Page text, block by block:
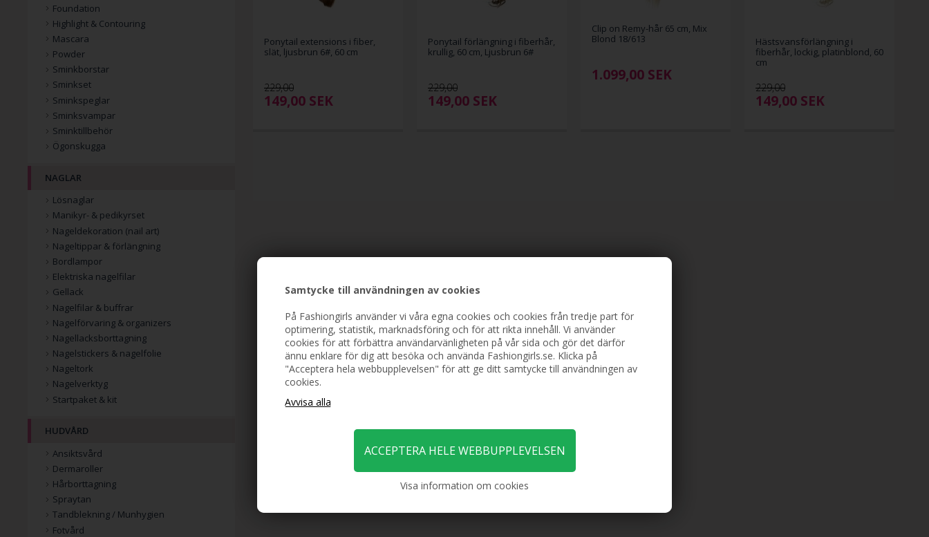
Samtycke till användningen av cookies
På Fashiongirls använder vi våra egna cookies och cookies från tredje part för
optimering, statistik, marknadsföring och för att rikta innehåll. Vi använder
cookies för att förbättra användarvänligheten på vår sida och gör det därför
ännu enklare för dig att besöka och använda Fashiongirls.se. Klicka på
"Acceptera hela webbupplevelsen" för att ge ditt samtycke till användningen av
cookies.
Visa information om cookies
Ponytail extensions i fiber,
slät, ljusbrun 6#, 60 cm
229,00
149,00 SEK
Ponytail förlängning i fiberhår,
krullig, 60 cm, Ljusbrun 6#
229,00
149,00 SEK
Clip on Remy-hår 65 cm, Mix
Blond 18/613
1.099,00 SEK
Hästsvansförlängning i
fiberhår, lockig, platinblond, 60
cm
229,00
149,00 SEK
Foundation
Highlight & Contouring
Mascara
Powder
Sminkborstar
Sminkset
Sminkspeglar
Sminksvampar
Sminktillbehör
Ögonskugga
NAGLAR
Lösnaglar
Manikyr- & pedikyrset
Nageldekoration (nail art)
Nageltippar & förlängning
Bordlampor
Elektriska nagelfilar
Gellack
Nagelfilar & buffrar
Nagelförvaring & organizers
Nagellacksborttagning
Nagelstickers & nagelfolie
Nageltork
Nagelverktyg
Startpaket & kit
HUDVÅRD
Ansiktsvård
Dermaroller
Hårborttagning
Spraytan
Tandblekning / Munhygien
Fotvård